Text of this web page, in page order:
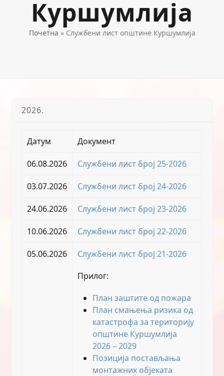
Куршумлија
Почетна » Службени лист општине Куршумлија
2026.
Датум Документ
06.08.2026 Службени лист број 25-2026
03.07.2026 Службени лист број 24-2026
24.06.2026 Службени лист број 23-2026
10.06.2026 Службени лист број 22-2026
05.06.2026
Службени лист број 21-2026
Прилог:
План заштите од пожара
План смањења ризика од
катастрофа за територију
општине Куршумлија
2026 – 2029
Позиција постављања
монтажних објеката